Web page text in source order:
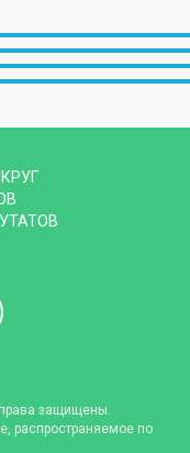
защищены.
распространяемое по